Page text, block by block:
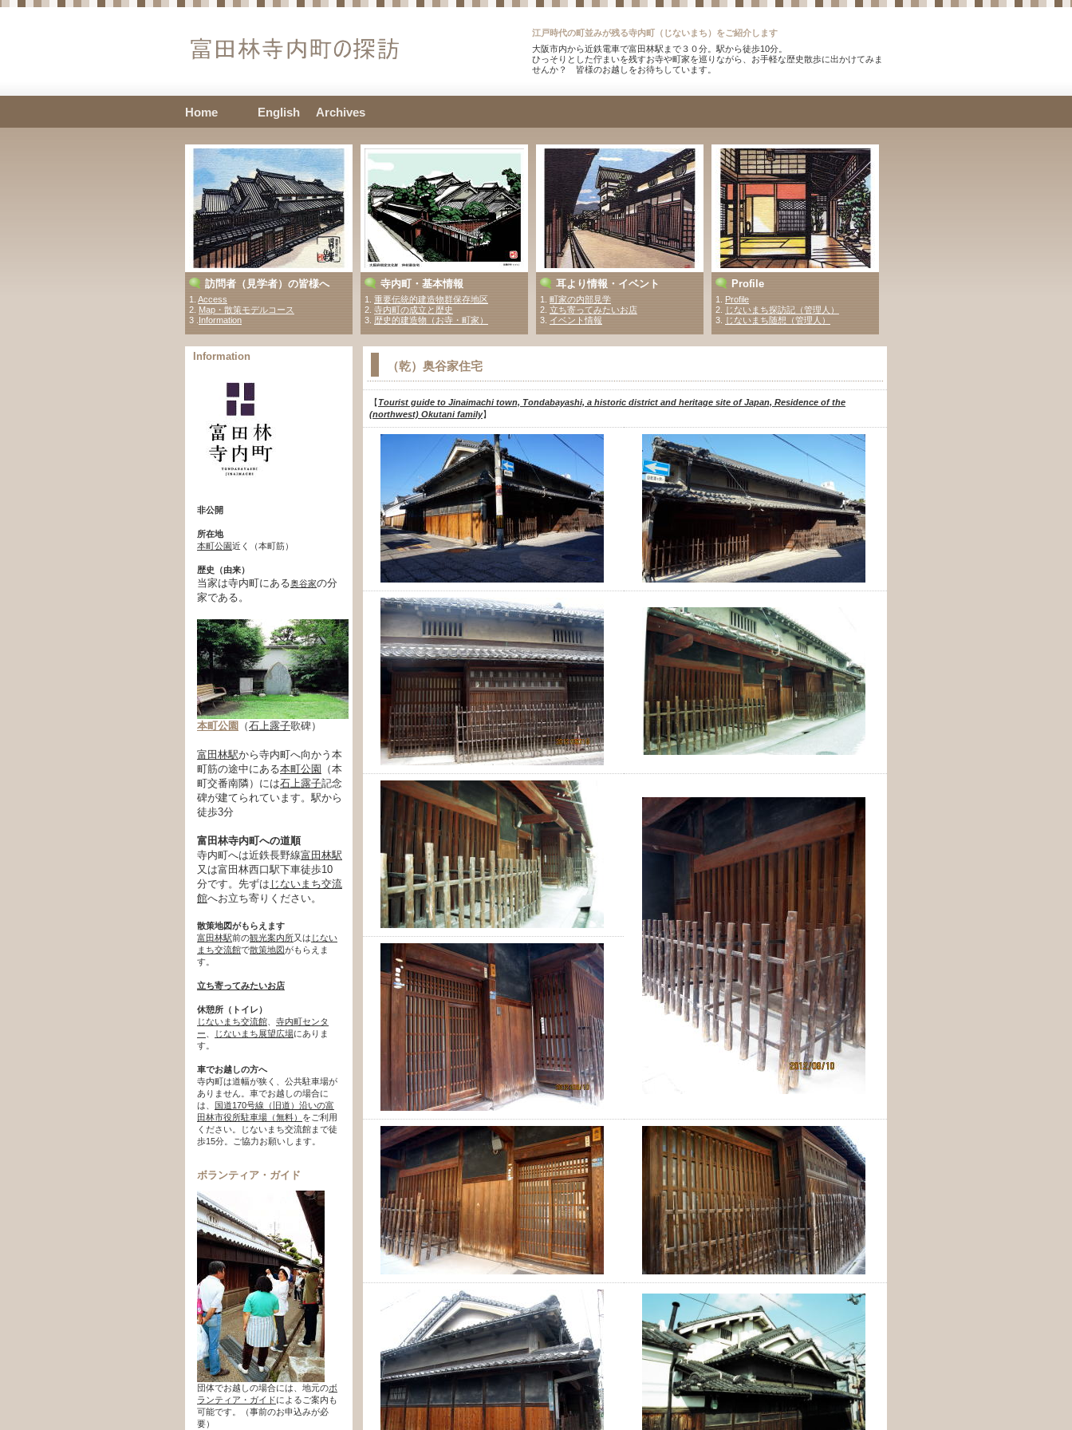
江戸時代の町並みが残る寺内町（じないまち）をご紹介します
大阪市内から近鉄電車で富田林駅まで３０分。駅から徒歩10分。
ひっそりとした佇まいを残すお寺や町家を巡りながら、お手軽な歴史散歩に出かけてみま
せんか？ 皆様のお越しをお待ちしています。
訪問者（見学者）の皆様へ
1. Access
2. Map・散策モデルコース
3 . Information
寺内町・基本情報
1. 重要伝統的建造物群保存地区
2. 寺内町の成立と歴史
3. 歴史的建造物（お寺・町家）
耳より情報・イベント
1
町家の内部見学
2 立ち寄ってみたいお店
3. イベント情報
Profile
1. Profile
2.
じないまち探訪記（管理人）
3
じないまち随想（管理人）
（乾）奥谷家住宅
【Tourist guide to Jinaimachi town, Tondabayashi, a historic district and heritage site of Japan, Residence of the
(northwest) Okutani family】
Information
非公開
所在地
本町公園近く（本町筋）
歴史（由来）
当家は寺内町にある奥谷家の分
家である。
本町公園 （石上露子歌碑）
富田林駅から寺内町へ向かう本
町筋の途中にある本町公園
（本
町交番南隣）には石上露子記念
碑が建てられています。駅から
徒歩3分
富田林寺内町への道順
寺内町へは近鉄長野線富田林駅
又は富田林西口駅下車徒歩10
分です。先ずは じないまち交流
館へお立ち寄りください。
散策地図がもらえます
富田林駅前の観光案内所又は じない
まち交流館で散策地図がもらえま
す。
立ち寄ってみたいお店
休憩所（トイレ）
じないまち交流館
寺内町センタ
ー
じないまち展望広場にありま
す。
車でお越しの方へ
寺内町は道幅が狭く、公共駐車場が
ありません。車でお越しの場合に
は、
国道170号線（旧道）沿いの富
田林市役所駐車場（無料） をご利用
ください。じないまち交流館まで徒
歩15分。ご協力お願いします。
ボランティア・ガイド
団体でお越しの場合には、地元のボ
ランティア・ガイドによるご案内も
可能です。（事前のお申込みが必
要）
Home English Archives